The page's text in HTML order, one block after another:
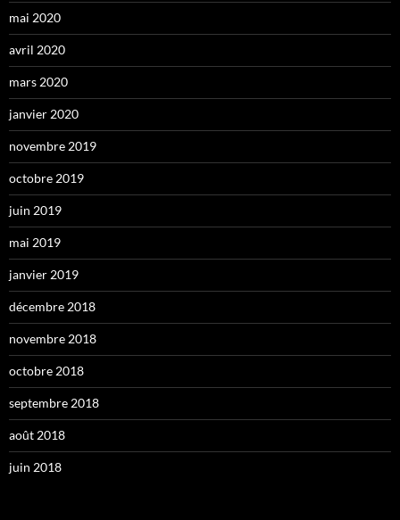
mai 2020
avril 2020
mars 2020
janvier 2020
novembre 2019
octobre 2019
juin 2019
mai 2019
janvier 2019
décembre 2018
novembre 2018
octobre 2018
septembre 2018
août 2018
juin 2018